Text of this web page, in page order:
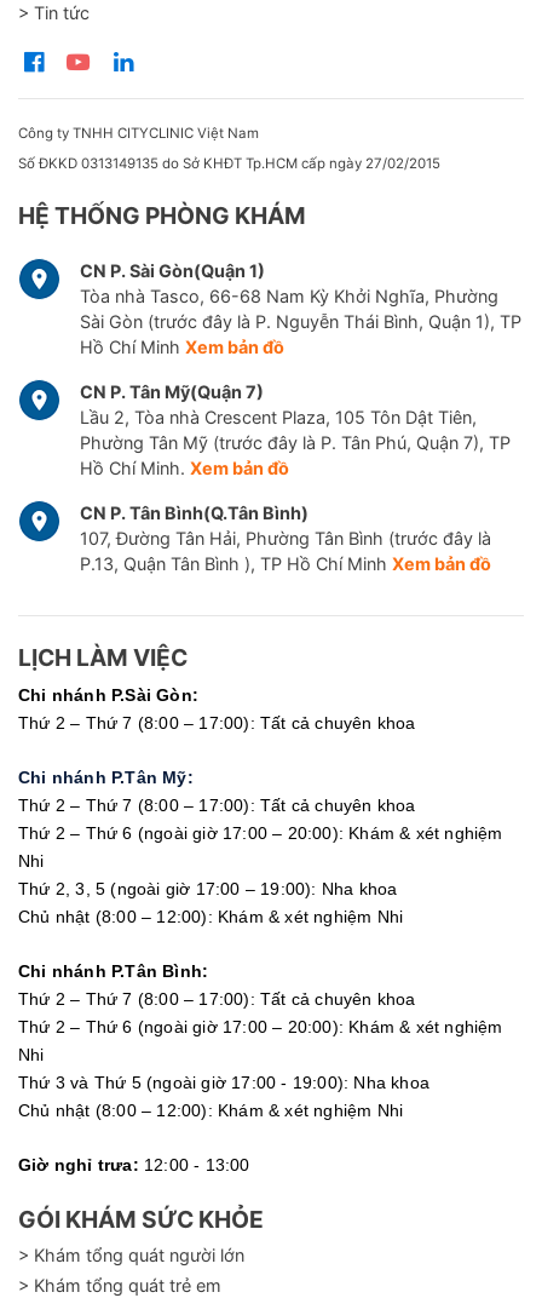
> Tin tức
Công ty TNHH CITYCLINIC Việt Nam
Số ĐKKD 0313149135 do Sở KHĐT Tp.HCM cấp ngày 27/02/2015
HỆ THỐNG PHÒNG KHÁM
CN P. Sài Gòn(Quận 1)
Tòa nhà Tasco, 66-68 Nam Kỳ Khởi Nghĩa, Phường
Sài Gòn (trước đây là P. Nguyễn Thái Bình, Quận 1), TP
Hồ Chí Minh Xem bản đồ
CN P. Tân Mỹ(Quận 7)
Lầu 2, Tòa nhà Crescent Plaza, 105 Tôn Dật Tiên,
Phường Tân Mỹ (trước đây là P. Tân Phú, Quận 7), TP
Hồ Chí Minh. Xem bản đồ
CN P. Tân Bình(Q.Tân Bình)
107, Đường Tân Hải, Phường Tân Bình (trước đây là
P.13, Quận Tân Bình ), TP Hồ Chí Minh Xem bản đồ
LỊCH LÀM VIỆC
Chi nhánh P.Sài Gòn:
Thứ 2 – Thứ 7 (8:00 – 17:00): Tất cả chuyên khoa
Chi nhánh P.Tân Mỹ:
Thứ 2 – Thứ 7 (8:00 – 17:00): Tất cả chuyên khoa
Thứ 2 – Thứ 6 (ngoài giờ 17:00 – 20:00): Khám & xét nghiệm
Nhi
Thứ 2, 3, 5 (ngoài giờ 17:00 – 19:00): Nha khoa
Chủ nhật (8:00 – 12:00): Khám & xét nghiệm Nhi
Chi nhánh P.Tân Bình:
Thứ 2 – Thứ 7 (8:00 – 17:00): Tất cả chuyên khoa
Thứ 2 – Thứ 6 (ngoài giờ 17:00 – 20:00): Khám & xét nghiệm
Nhi
Thứ 3 và Thứ 5 (ngoài giờ 17:00 - 19:00): Nha khoa
Chủ nhật (8:00 – 12:00): Khám & xét nghiệm Nhi
Giờ nghỉ trưa: 12:00 - 13:00
GÓI KHÁM SỨC KHỎE
> Khám tổng quát người lớn
> Khám tổng quát trẻ em